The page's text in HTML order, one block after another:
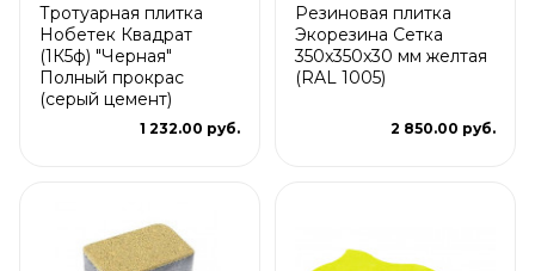
Тротуарная плитка
Нобетек Квадрат
(1К5ф) "Черная"
Полный прокрас
(серый цемент)
1 232.00 руб.
Резиновая плитка
Экорезина Сетка
350x350x30 мм желтая
(RAL 1005)
2 850.00 руб.